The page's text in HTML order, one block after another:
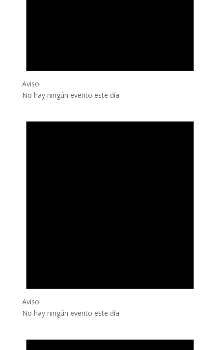
Aviso
No hay ningún evento este día.
Aviso
No hay ningún evento este día.